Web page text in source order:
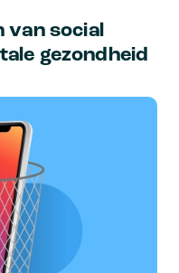
van social
gezondheid